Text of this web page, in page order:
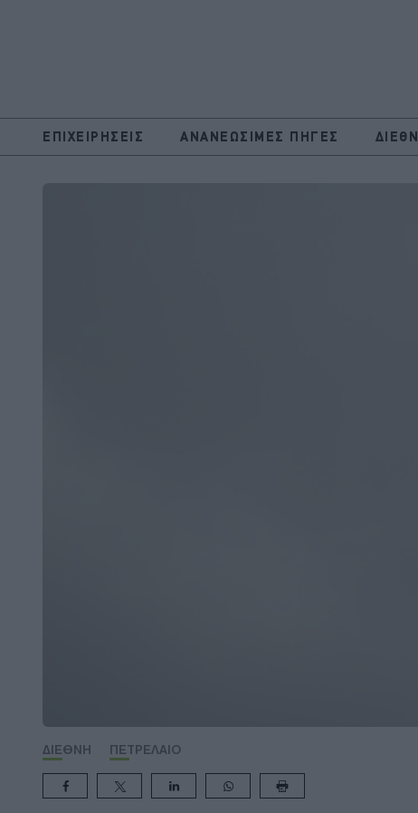
ΕΠΙΧΕΙΡΗΣΕΙΣ ΑΝΑΝΕΩΣΙΜΕΣ ΠΗΓΕΣ
ΔΙΕΘΝΗ ΠΕΤΡΕΛΑΙΟ